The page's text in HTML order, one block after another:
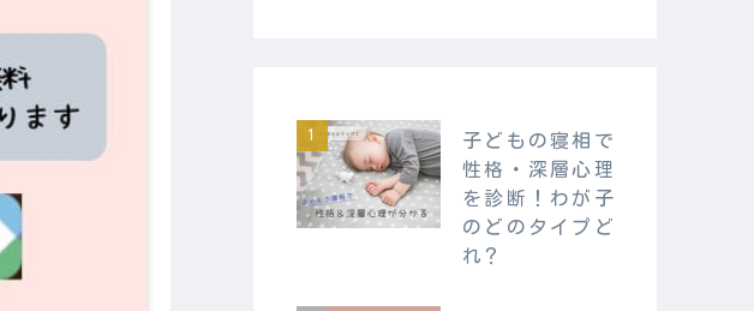
子どもの寝相で
性格・深層心理
を診断！わが子
のどのタイプど
れ？